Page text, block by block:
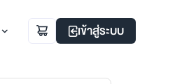
เข้าสู่ระบบ